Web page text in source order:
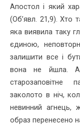
Апостол і який
(Об’явл. 21,9). Хто
яка виявила таку
єдиною,
залишити все і
вона не йшла. А
старозаповітне
заколото в ніч,
невинний агнець,
образ перенесено